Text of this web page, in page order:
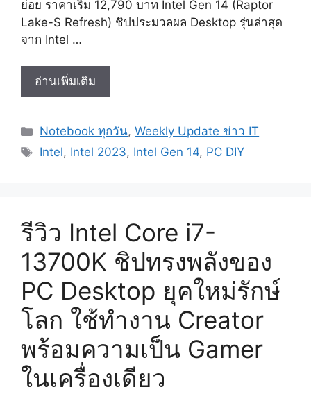
ย่อย ราคาเริ่ม 12,790 บาท Intel Gen 14 (Raptor
Lake-S Refresh) ชิปประมวลผล Desktop รุ่นล่าสุด
จาก Intel …
อ่านเพิ่มเติม
Gen
ชิป
ประมวล
ความเร็ว
สูงสุด
6GHz
เพิ่ม
E-
core
บาง
รุ่น
ย่อย
Categories
Notebook ทุกวัน,Weekly Update ข่าว IT
Tags
Intel, Intel 2023, Intel Gen 14, PC DIY
รีวิว Intel Core i7-
13700K ชิปทรงพลังของ
PC Desktop ยุคใหม่รักษ์
โลก ใช้ทำงาน Creator
พร้อมความเป็น Gamer
ในเครื่องเดียว